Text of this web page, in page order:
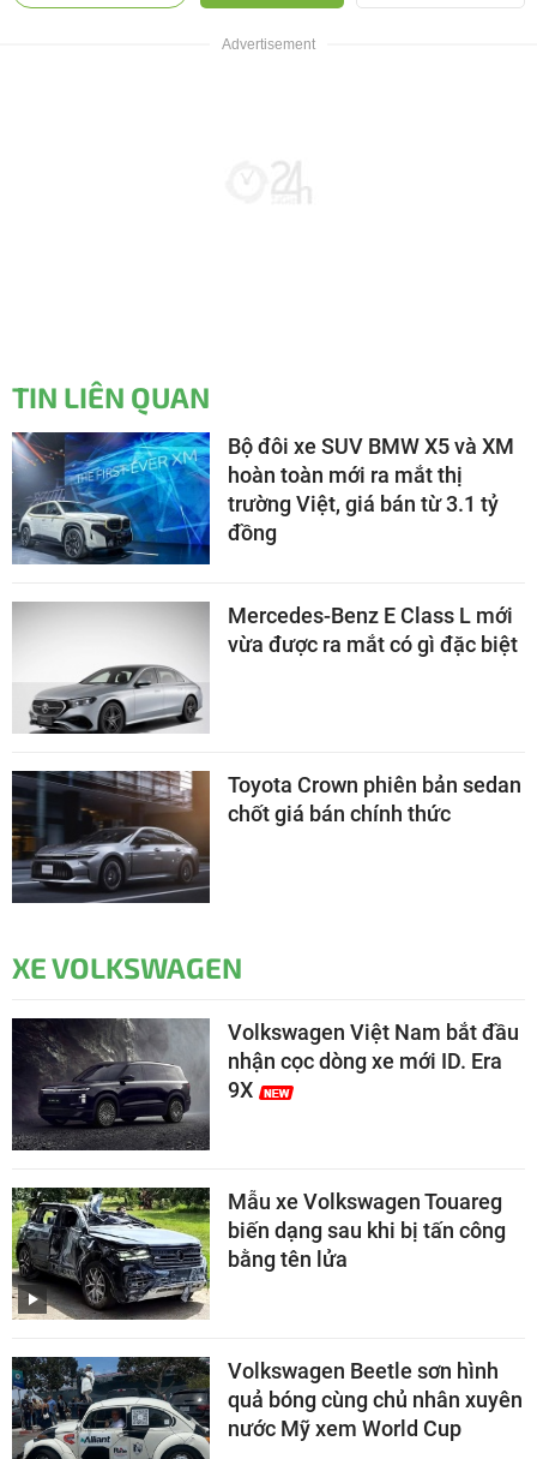
TIN LIÊN QUAN
Bộ đôi xe SUV BMW X5 và XM
hoàn toàn mới ra mắt thị
trường Việt, giá bán từ 3.1 tỷ
đồng
Mercedes-Benz E Class L mới
vừa được ra mắt có gì đặc biệt
Toyota Crown phiên bản sedan
chốt giá bán chính thức
XE VOLKSWAGEN
Volkswagen Việt Nam bắt đầu
nhận cọc dòng xe mới ID. Era
9X
Mẫu xe Volkswagen Touareg
biến dạng sau khi bị tấn công
bằng tên lửa
Volkswagen Beetle sơn hình
quả bóng cùng chủ nhân xuyên
nước Mỹ xem World Cup